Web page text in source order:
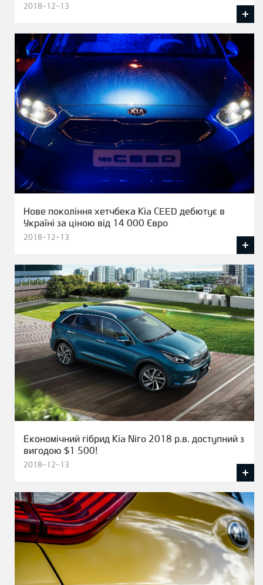
2018-12-13
Нове покоління хетчбека Kia CEED дебютує в
Україні за ціною від 14 000 Євро
2018-12-13
Економічний гібрид Kia Niro 2018 р.в. доступний з
вигодою $1 500!
2018-12-13